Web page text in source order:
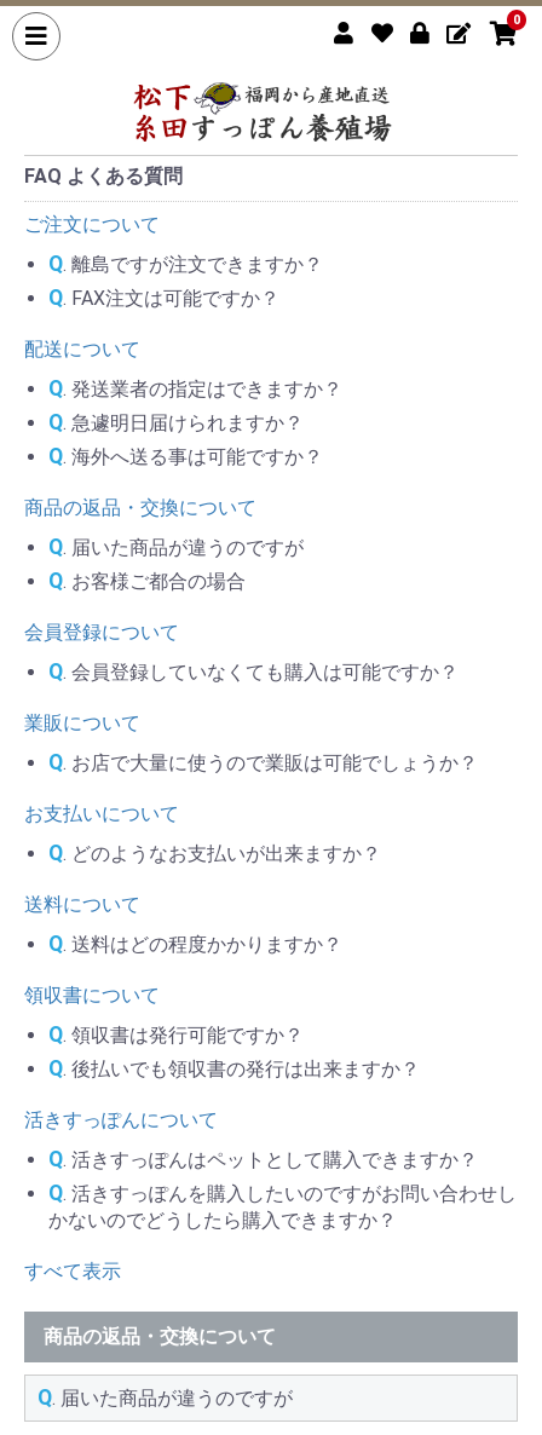
0
FAQ よくある質問
ご注文について
Q. 離島ですが注文できますか？
Q. FAX注文は可能ですか？
配送について
Q. 発送業者の指定はできますか？
Q. 急遽明日届けられますか？
Q. 海外へ送る事は可能ですか？
商品の返品・交換について
Q. 届いた商品が違うのですが
Q. お客様ご都合の場合
会員登録について
Q. 会員登録していなくても購入は可能ですか？
業販について
Q. お店で大量に使うので業販は可能でしょうか？
お支払いについて
Q. どのようなお支払いが出来ますか？
送料について
Q. 送料はどの程度かかりますか？
領収書について
Q. 領収書は発行可能ですか？
Q. 後払いでも領収書の発行は出来ますか？
活きすっぽんについて
Q. 活きすっぽんはペットとして購入できますか？
Q. 活きすっぽんを購入したいのですがお問い合わせし
かないのでどうしたら購入できますか？
すべて表示
商品の返品・交換について
Q. 届いた商品が違うのですが